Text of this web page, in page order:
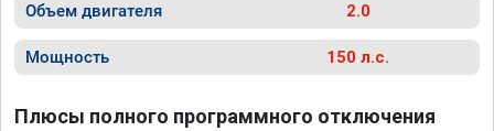
Объем двигателя 2.0
Мощность 150 л.с.
Плюсы полного программного отключения